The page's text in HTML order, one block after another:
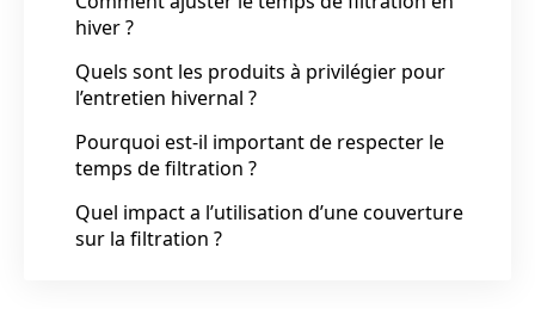
hiver ?
Quels sont les produits à privilégier pour
l’entretien hivernal ?
Pourquoi est-il important de respecter le
temps de filtration ?
Quel impact a l’utilisation d’une couverture
sur la filtration ?